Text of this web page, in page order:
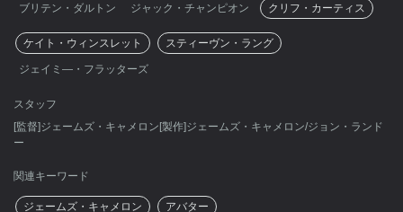
ブリテン・ダルトン ジャック・チャンピオン クリフ・カーティス
ケイト・ウィンスレット スティーヴン・ラング
ジェイミ―・フラッターズ
スタッフ
[監督]ジェームズ・キャメロン[製作]ジェームズ・キャメロン/ジョン・ランド
ー
関連キーワード
ジェームズ・キャメロン アバター